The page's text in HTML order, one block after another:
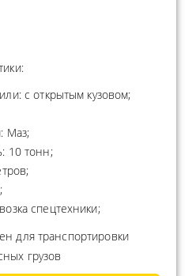
с открытым кузовом;
Маз;
10 тонн;
спецтехники;
для транспортировки
грузов